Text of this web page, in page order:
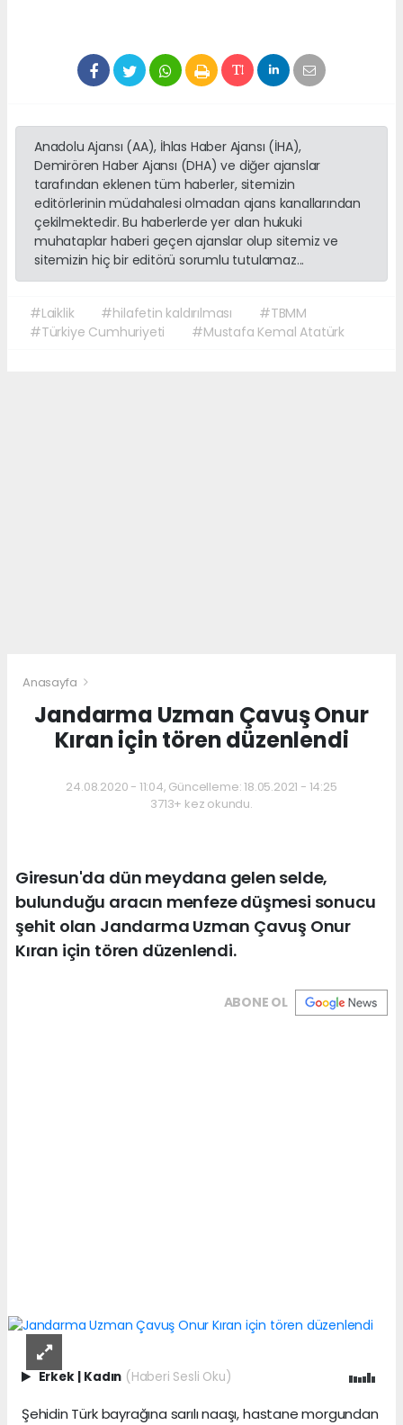
Anadolu Ajansı (AA), İhlas Haber Ajansı (İHA),
Demirören Haber Ajansı (DHA) ve diğer ajanslar
tarafından eklenen tüm haberler, sitemizin
editörlerinin müdahalesi olmadan ajans kanallarından
çekilmektedir. Bu haberlerde yer alan hukuki
muhataplar haberi geçen ajanslar olup sitemiz ve
sitemizin hiç bir editörü sorumlu tutulamaz...
#Laiklik #hilafetin kaldırılması
#TBMM
#Türkiye Cumhuriyeti
#Mustafa Kemal Atatürk
Anasayfa
Jandarma Uzman Çavuş Onur
Kıran için tören düzenlendi
24.08.2020 - 11:04, Güncelleme: 18.05.2021 - 14:25
3713+ kez okundu.
Giresun'da dün meydana gelen selde,
bulunduğu aracın menfeze düşmesi sonucu
şehit olan Jandarma Uzman Çavuş Onur
Kıran için tören düzenlendi.
ABONE OL
Erkek Kadın (Haberi Sesli Oku)
Şehidin Türk bayrağına sarılı naaşı, hastane morgundan